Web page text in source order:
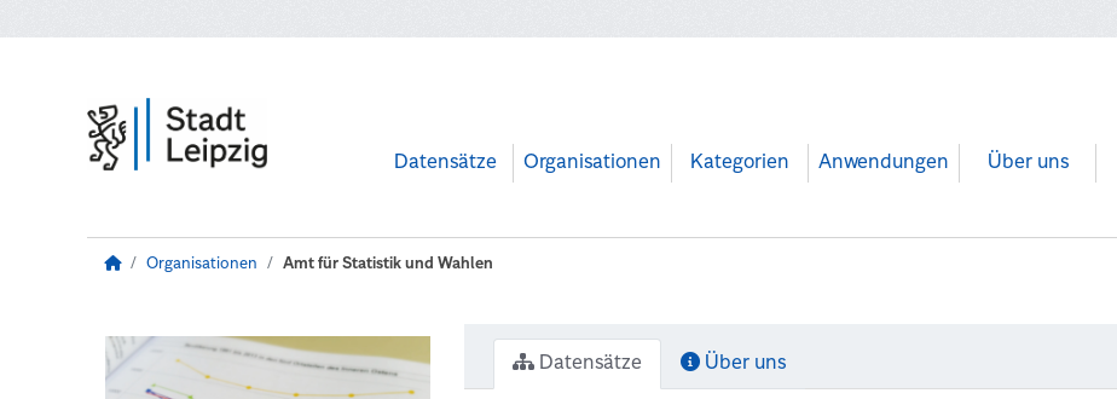
Datensätze Organisationen Kategorien Anwendungen Über uns
Organisationen Amt für Statistik und Wahlen
Datensätze Über uns